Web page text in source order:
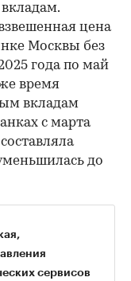
цена
Москвы без
года по май
время
вкладам
с марта
до
сервисов